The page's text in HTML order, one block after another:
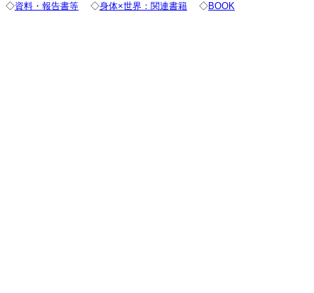
◇資料・報告書等 ◇身体×世界：関連書籍 ◇BOOK